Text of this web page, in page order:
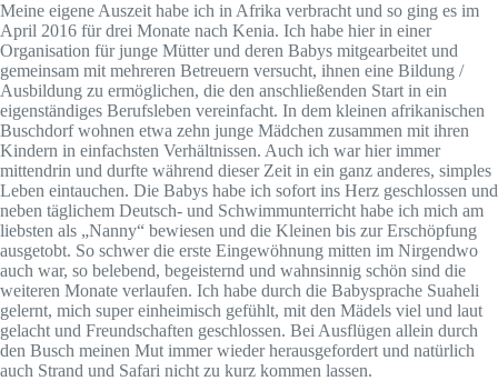
Meine eigene Auszeit habe ich in Afrika verbracht und so ging es im
April 2016 für drei Monate nach Kenia. Ich habe hier in einer
Organisation für junge Mütter und deren Babys mitgearbeitet und
gemeinsam mit mehreren Betreuern versucht, ihnen eine Bildung /
Ausbildung zu ermöglichen, die den anschließenden Start in ein
eigenständiges Berufsleben vereinfacht. In dem kleinen afrikanischen
Buschdorf wohnen etwa zehn junge Mädchen zusammen mit ihren
Kindern in einfachsten Verhältnissen. Auch ich war hier immer
mittendrin und durfte während dieser Zeit in ein ganz anderes, simples
Leben eintauchen. Die Babys habe ich sofort ins Herz geschlossen und
neben täglichem Deutsch- und Schwimmunterricht habe ich mich am
liebsten als „Nanny“ bewiesen und die Kleinen bis zur Erschöpfung
ausgetobt. So schwer die erste Eingewöhnung mitten im Nirgendwo
auch war, so belebend, begeisternd und wahnsinnig schön sind die
weiteren Monate verlaufen. Ich habe durch die Babysprache Suaheli
gelernt, mich super einheimisch gefühlt, mit den Mädels viel und laut
gelacht und Freundschaften geschlossen. Bei Ausflügen allein durch
den Busch meinen Mut immer wieder herausgefordert und natürlich
auch Strand und Safari nicht zu kurz kommen lassen.